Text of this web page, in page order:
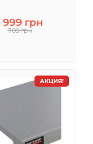
999 грн
1100 грн
АКЦИЯ!